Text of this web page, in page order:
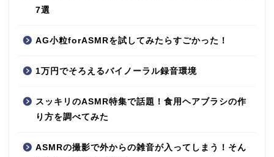
7選
AG小粒forASMRを試してみたらすごかった！
1万円でそろえるバイノーラル録音環境
スッキリのASMR特集で話題！食用ヘアブラシの作
り方を調べてみた
ASMRの撮影で外からの雑音が入ってしまう！そん